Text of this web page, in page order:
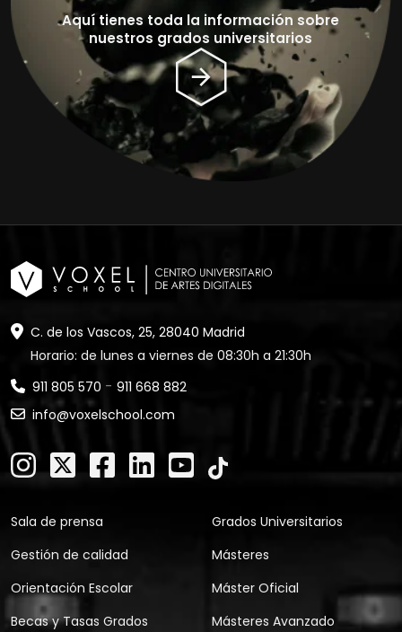
Aquí tienes toda la información sobre
nuestros grados universitarios
C. de los Vascos, 25, 28040 Madrid
Horario: de lunes a viernes de 08:30h a 21:30h
911 805 570 - 911 668 882
info@voxelschool.com
Sala de prensa
Gestión de calidad
Orientación Escolar
Becas y Tasas Grados
Grados Universitarios
Másteres
Máster Oficial
Másteres Avanzado